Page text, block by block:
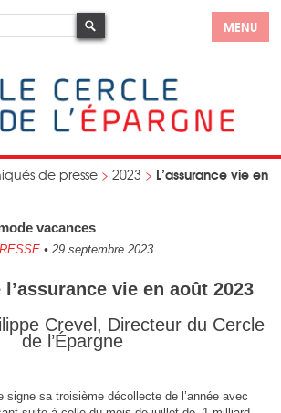
MENU
de presse > 2023 > L’assurance vie en
vacances
• 29 septembre 2023
vie en août 2023
Crevel, Directeur du Cercle
de l’Épargne
signe sa troisième décollecte de l’année avec